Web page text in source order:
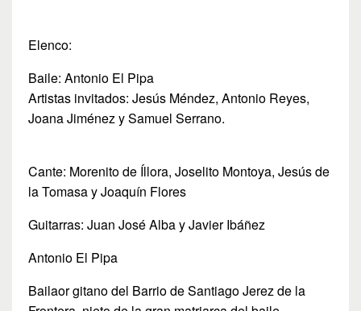
Elenco:
Baile: Antonio El Pipa
Artistas invitados: Jesús Méndez, Antonio Reyes,
Joana Jiménez y Samuel Serrano.
Cante: Morenito de Íllora, Joselito Montoya, Jesús de
la Tomasa y Joaquín Flores
Guitarras: Juan José Alba y Javier Ibáñez
Antonio El Pipa
Bailaor gitano del Barrio de Santiago Jerez de la